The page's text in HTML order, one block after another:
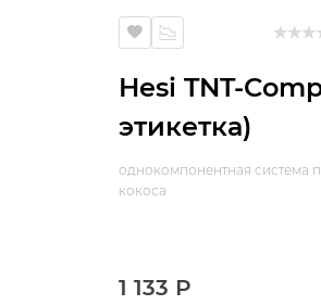
Hesi TNT-
этикетка)
однокомпонентная система
кокоса
1 133 Р